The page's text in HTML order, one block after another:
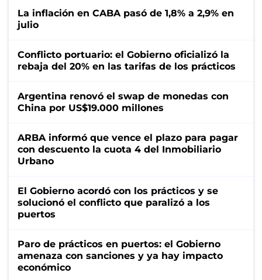
La inflación en CABA pasó de 1,8% a 2,9% en
julio
Conflicto portuario: el Gobierno oficializó la
rebaja del 20% en las tarifas de los prácticos
Argentina renovó el swap de monedas con
China por US$19.000 millones
ARBA informó que vence el plazo para pagar
con descuento la cuota 4 del Inmobiliario
Urbano
El Gobierno acordó con los prácticos y se
solucionó el conflicto que paralizó a los
puertos
Paro de prácticos en puertos: el Gobierno
amenaza con sanciones y ya hay impacto
económico